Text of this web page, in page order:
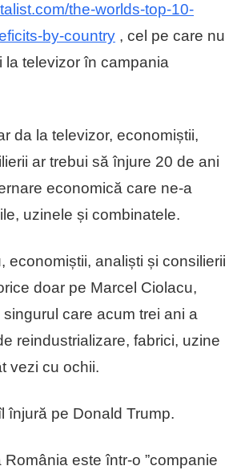
the-worlds-top-10-
by-country , cel pe care nu
la televizor în campania
da la televizor, economiștii,
ar trebui să înjure 20 de ani
economică care ne-a
uzinele și combinatele.
economiștii, analiști și consilierii
doar pe Marcel Ciolacu,
care acum trei ani a
reindustrializare, fabrici, uzine
vezi cu ochii.
înjură pe Donald Trump.
este într-o ”companie